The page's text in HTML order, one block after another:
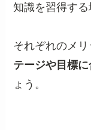
知識を習得する
それぞれのメリ
テージや目標
ょう。